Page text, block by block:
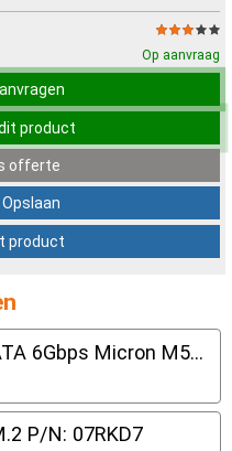
Op aanvraag
product
offerte
product
HPE 731041-002 960GB SATA 6Gbps Micron M500
P/N: 07RKD7